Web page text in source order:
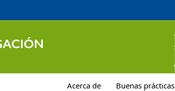
Acerca de Buenas prácticas